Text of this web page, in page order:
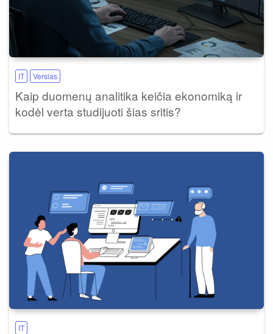
IT Verslas
Kaip duomenų analitika keičia ekonomiką ir
kodėl verta studijuoti šias sritis?
IT